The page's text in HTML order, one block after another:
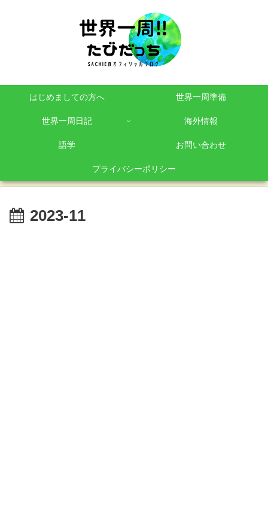
はじめましての方へ 世界一周準備
世界一周日記 海外情報
語学 お問い合わせ
プライバシーポリシー
2023-11